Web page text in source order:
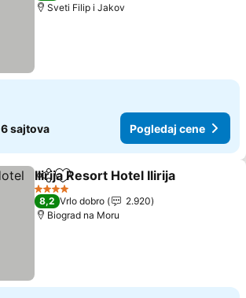
Sveti Filip i Jakov
6 sajtova Pogledaj cene
Deli Dodati u favorite
Ilirija Resort Hotel Ilirija
4 Zvezdice
8,2 Vrlo dobro
2.920
Biograd na Moru